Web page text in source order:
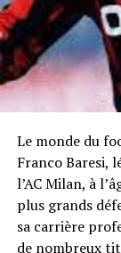
Le monde du
Franco Baresi,
l’AC Milan, à
plus grands
sa carrière
de nombreux